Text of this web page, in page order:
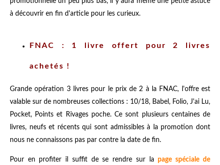
à découvrir en fin d'article pour les curieux.
FNAC : 1 livre offert pour 2 livres
achetés !
Grande opération 3 livres pour le prix de 2 à la FNAC, l'offre est
valable sur de nombreuses collections : 10/18, Babel, Folio, J'ai Lu,
Pocket, Points et Rivages poche. Ce sont plusieurs centaines de
livres, neufs et récents qui sont admissibles à la promotion dont
nous ne connaissons pas par contre la date de fin.
Pour en profiter il suffit de se rendre sur lapage spéciale de